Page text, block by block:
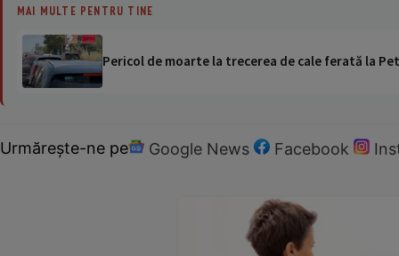
MAI MULTE PENTRU TINE
Pericol de moarte la trecerea de cale ferată la
Urmărește-ne pe Google News Facebook